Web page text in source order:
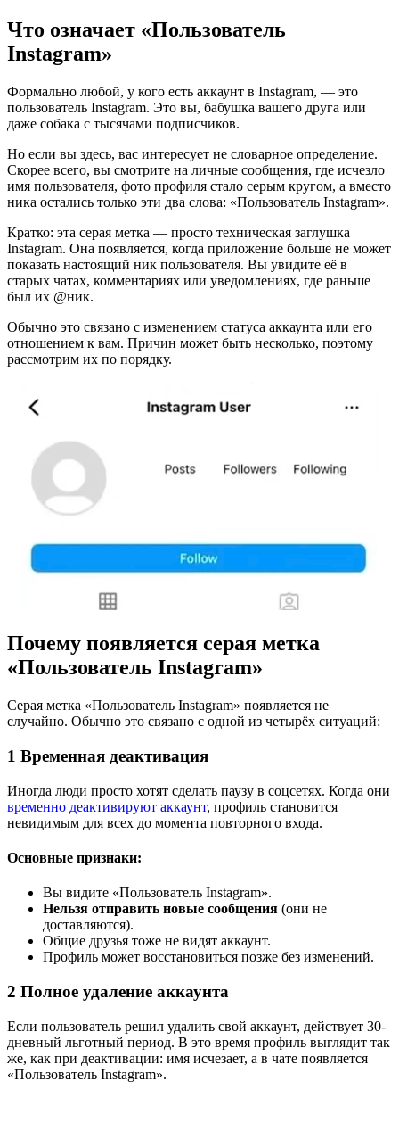
Что означает «Пользователь
Instagram»
Формально любой, у кого есть аккаунт в Instagram, — это
пользователь Instagram. Это вы, бабушка вашего друга или
даже собака с тысячами подписчиков.
Но если вы здесь, вас интересует не словарное определение.
Скорее всего, вы смотрите на личные сообщения, где исчезло
имя пользователя, фото профиля стало серым кругом, а вместо
ника остались только эти два слова: «Пользователь Instagram».
Кратко: эта серая метка — просто техническая заглушка
Instagram. Она появляется, когда приложение больше не может
показать настоящий ник пользователя. Вы увидите её в
старых чатах, комментариях или уведомлениях, где раньше
был их @ник.
Обычно это связано с изменением статуса аккаунта или его
отношением к вам. Причин может быть несколько, поэтому
рассмотрим их по порядку.
Почему появляется серая метка
«Пользователь Instagram»
Серая метка «Пользователь Instagram» появляется не
случайно. Обычно это связано с одной из четырёх ситуаций:
1 Временная деактивация
Иногда люди просто хотят сделать паузу в соцсетях. Когда они
временно деактивируют аккаунт, профиль становится
невидимым для всех до момента повторного входа.
Основные признаки:
Вы видите «Пользователь Instagram».
Нельзя отправить новые сообщения (они не
доставляются).
Общие друзья тоже не видят аккаунт.
Профиль может восстановиться позже без изменений.
2 Полное удаление аккаунта
Если пользователь решил удалить свой аккаунт, действует 30-
дневный льготный период. В это время профиль выглядит так
же, как при деактивации: имя исчезает, а в чате появляется
«Пользователь Instagram».